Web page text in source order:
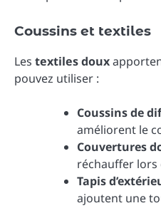
Coussins et textiles
Les textiles doux
pouvez utiliser :
Coussins de
améliorent le
Couvertures
réchauffer lors
Tapis
ajoutent une